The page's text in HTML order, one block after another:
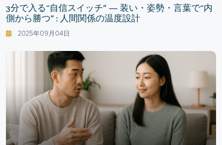
3分で入る“自信スイッチ” — 装い・姿勢・言葉で“内
側から勝つ” : 人間関係の温度設計
2025年09月04日